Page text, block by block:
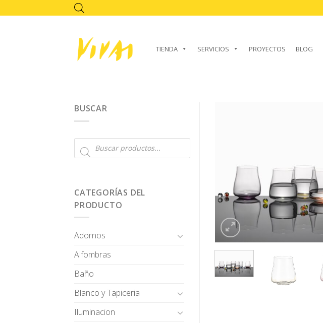
to
TIENDA SERVICIOS PROYECTOS BLOG
BUSCAR
Búsqueda
de
CATEGORÍAS DEL
PRODUCTO
Adornos
Alfombras
Baño
Blanco y Tapiceria
Iluminacion